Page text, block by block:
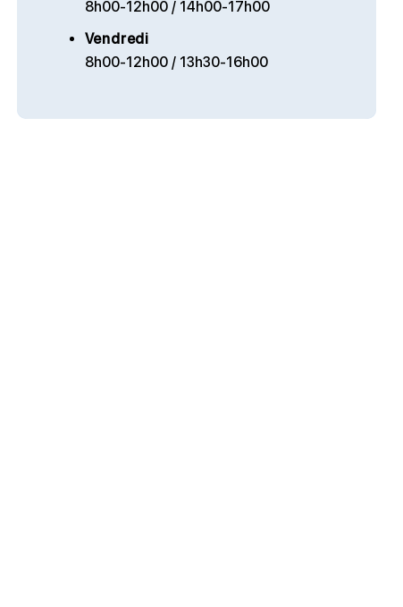
8h00-12h00 / 14h00-17h00
Vendredi
8h00-12h00 / 13h30-16h00